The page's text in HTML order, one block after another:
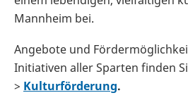
Mannheim bei.
Angebote und
Initiativen aller Sparten finden
> Kulturförderung.